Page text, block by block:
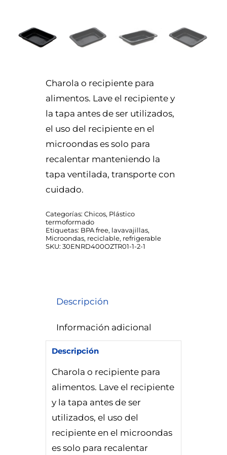
Charola o recipiente para
alimentos. Lave el recipiente y
la tapa antes de ser utilizados,
el uso del recipiente en el
microondas es solo para
recalentar manteniendo la
tapa ventilada, transporte con
cuidado.
Categorías: Chicos, Plástico
termoformado
Etiquetas: BPA free, lavavajillas,
Microondas, reciclable, refrigerable
SKU: 30ENRD400OZTR01-1-2-1
Descripción
Información adicional
Descripción
Charola o recipiente para
alimentos. Lave el recipiente
y la tapa antes de ser
utilizados, el uso del
recipiente en el microondas
es solo para recalentar